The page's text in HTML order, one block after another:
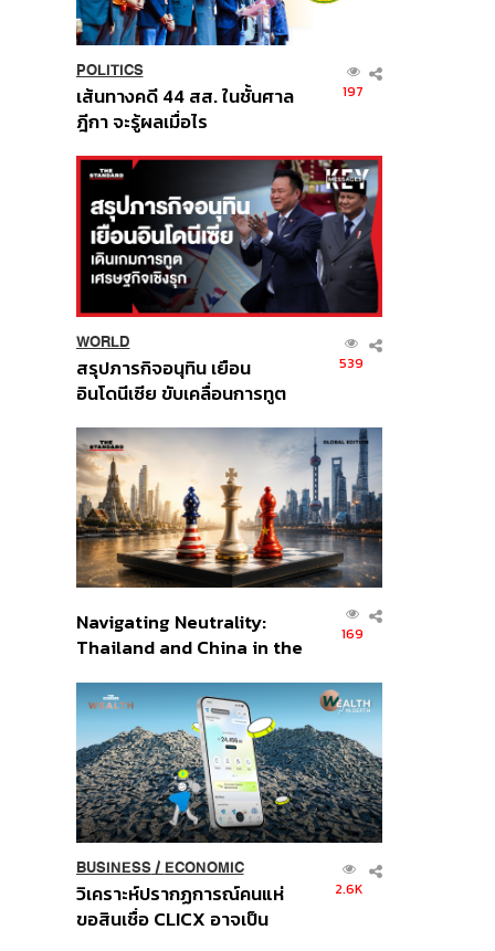
POLITICS
เส้นทางคดี 44 สส. ในชั้นศาล
ฎีกา จะรู้ผลเมื่อไร
197
WORLD
สรุปภารกิจอนุทิน เยือน
อินโดนีเซีย ขับเคลื่อนการทูต
ส่วนยุทธศาสตร์ไทย –
อินโดนีเซีย
539
Navigating Neutrality:
Thailand and China in the
Order
169
BUSINESS/ ECONOMIC
วิเคราะห์ปรากฏการณ์คนแห่
ขอสินเชื่อ CLICX อาจเป็น
2.6K